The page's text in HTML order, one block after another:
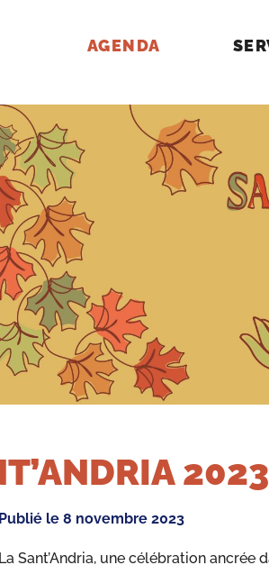
AGENDA
le 8 novembre 2023
Sant’Andria, une célébration ancrée